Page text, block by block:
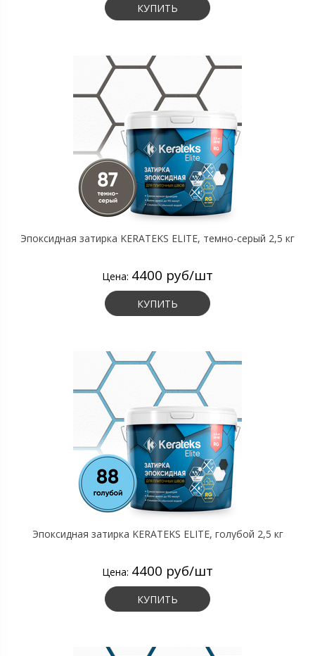
КУПИТЬ
Эпоксидная затирка KERATEKS ELITE, темно-серый 2,5 кг
Цена: 4400 руб/шт
КУПИТЬ
Эпоксидная затирка KERATEKS ELITE, голубой 2,5 кг
Цена: 4400 руб/шт
КУПИТЬ